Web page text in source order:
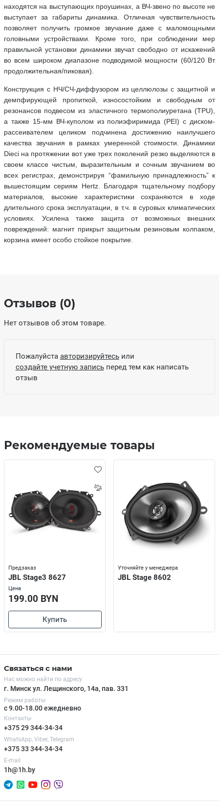
находятся на выступающих проушинах, а ВЧ-звено по высоте не
выступает за габариты динамика. Отличная чувствительность
позволяет получить громкое звучание даже с маломощными
головными устройствами. Кроме того, при соблюдении мер
правильной установки динамики звучат свободно от искажений
во всем широком диапазоне подводимой мощности (60/120 Вт
продолжительная/пиковая).
Конструкция с НЧ/СЧ-диффузором из целлюлозы с защитной и
демпфирующей пропиткой, износостойким и свободным от
резонансов подвесом из эластичного термополиуретана (TPU),
а также 15-мм ВЧ-куполом из полиэфиримида (PEI) с диском-
рассеивателем целиком подчинена достижению наилучшего
качества звучания в рамках умеренной стоимости. Динамики
Dieci на протяжении вот уже трех поколений резко выделяются в
своем классе чистым, выразительным и сочным звучанием во
всех регистрах, демонстрируя “фамильную принадлежность” к
вышестоящим сериям Hertz. Благодаря тщательному подбору
материалов, высокие характеристики сохраняются в ходе
длительного срока эксплуатации, в т.ч. в суровых климатических
условиях. Усилена также защита от возможных внешних
повреждений: магнит прикрыт защитным резиновым колпаком,
корзина имеет особо стойкое покрытие.
Отзывов (0)
Нет отзывов об этом товаре.
Пожалуйста авторизируйтесьили
создайте учетную записьперед тем как написать
отзыв
Рекомендуемые товары
Предзаказ
JBL Stage3 8627
Цена
199.00 BYN
Купить
Уточняйте у менеджера
JBL Stage 8602
Связаться с нами
Нас можно найти по адресу
г. Минск ул. Лещинского, 14а, пав. 331
Режим работы
с 9.00-18.00 ежедневно
Контакты
+375 29 344-34-34
WhatsApp, Viber, Telegram
+375 33 344-34-34
E-mail
1h@1h.by